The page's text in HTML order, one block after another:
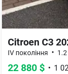
Citroen C3
IV покоління •
22 880 $ • 1